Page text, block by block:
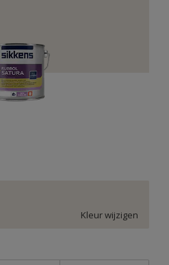
Kleur wijzigen